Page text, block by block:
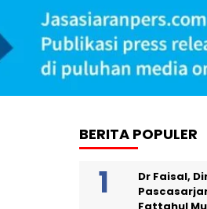
BERITA POPULER
Dr Faisal,